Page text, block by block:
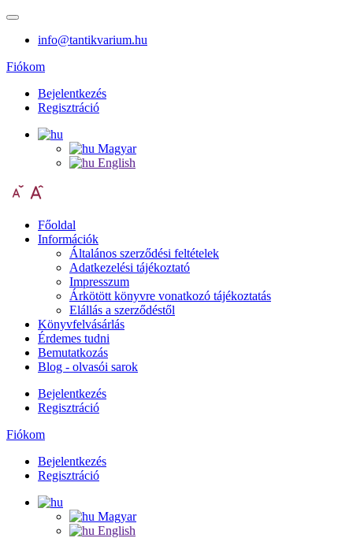
info@tantikvarium.hu
Fiókom
Bejelentkezés
Regisztráció
Magyar
English
Főoldal
Információk
Általános szerződési feltételek
Adatkezelési tájékoztató
Impresszum
Árkötött könyvre vonatkozó tájékoztatás
Elállás a szerződéstől
Könyvfelvásárlás
Érdemes tudni
Bemutatkozás
Blog - olvasói sarok
Bejelentkezés
Regisztráció
Fiókom
Bejelentkezés
Regisztráció
Magyar
English